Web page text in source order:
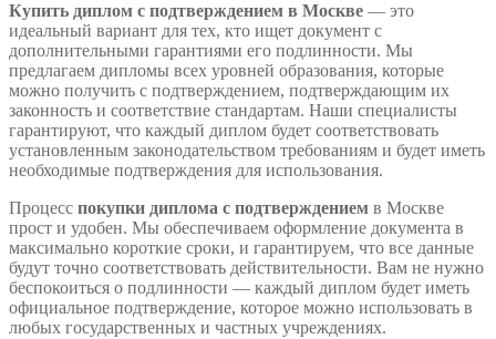
Купить диплом с подтверждением в Москве — это
идеальный вариант для тех, кто ищет документ с
дополнительными гарантиями его подлинности. Мы
предлагаем дипломы всех уровней образования, которые
можно получить с подтверждением, подтверждающим их
законность и соответствие стандартам. Наши специалисты
гарантируют, что каждый диплом будет соответствовать
установленным законодательством требованиям и будет иметь
необходимые подтверждения для использования.
Процесс покупки диплома с подтверждением в Москве
прост и удобен. Мы обеспечиваем оформление документа в
максимально короткие сроки, и гарантируем, что все данные
будут точно соответствовать действительности. Вам не нужно
беспокоиться о подлинности — каждый диплом будет иметь
официальное подтверждение, которое можно использовать в
любых государственных и частных учреждениях.